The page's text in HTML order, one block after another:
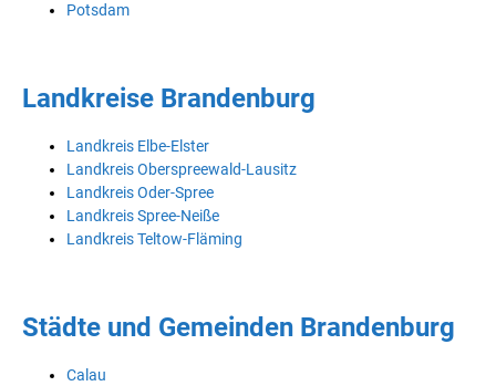
Potsdam
Landkreise Brandenburg
Landkreis Elbe-Elster
Landkreis Oberspreewald-Lausitz
Landkreis Oder-Spree
Landkreis Spree-Neiße
Landkreis Teltow-Fläming
Städte und Gemeinden Brandenburg
Calau